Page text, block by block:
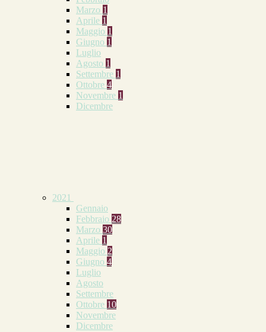
Marzo 1
Aprile 1
Maggio 1
Giugno 1
Luglio
Agosto 1
Settembre 1
Ottobre 4
Novembre 1
Dicembre
2021
Gennaio
Febbraio 28
Marzo 30
Aprile 1
Maggio 2
Giugno 4
Luglio
Agosto
Settembre
Ottobre 10
Novembre
Dicembre